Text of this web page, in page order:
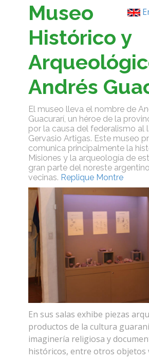
Museo
Histórico y
Andrés
El museo lleva el nombre de
Guacurarí, un héroe de la
por la causa del federalismo al
Gervasio Artigas. Este museo
comunica principalmente la
Misiones y la arqueología de
gran parte del noreste
vecinas. Replique Montre
En sus salas exhibe piezas
productos de la cultura
imaginería religiosa y
históricos, entre otros objetos